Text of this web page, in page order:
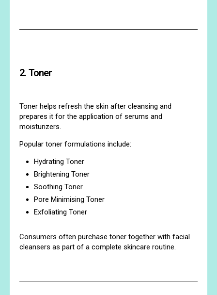
2. Toner
Toner helps refresh the skin after cleansing and
prepares it for the application of serums and
moisturizers.
Popular toner formulations include:
Hydrating Toner
Brightening Toner
Soothing Toner
Pore Minimising Toner
Exfoliating Toner
Consumers often purchase toner together with facial
cleansers as part of a complete skincare routine.